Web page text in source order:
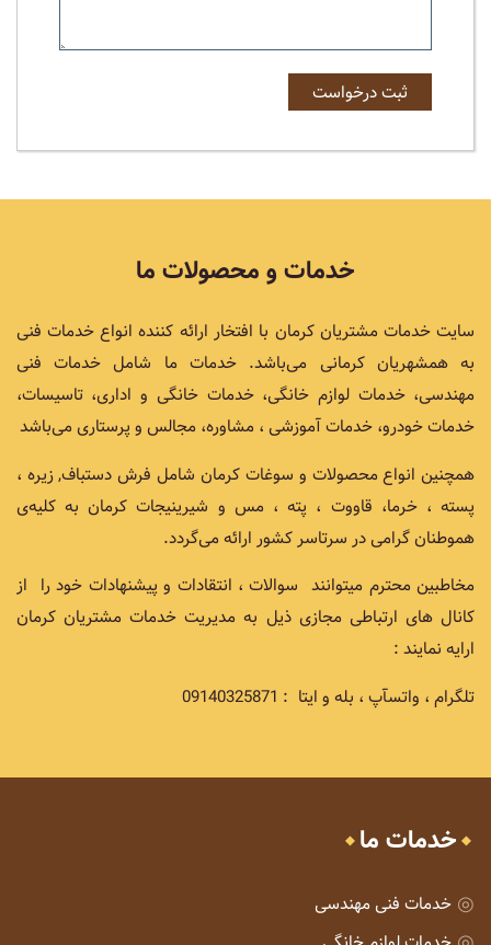
خدمات و محصولات ما
سایت خدمات مشتریان کرمان با افتخار ارائه کننده انواع خدمات فنی
به همشهریان کرمانی می‌باشد. خدمات ما شامل خدمات فنی
مهندسی، خدمات لوازم خانگی، خدمات خانگی و اداری، تاسیسات،
خدمات خودرو، خدمات آموزشی ، مشاوره، مجالس و پرستاری می‌باشد
همچنین انواع محصولات و سوغات کرمان شامل فرش دستباف, زیره ،
پسته ، خرما، قاووت ، پته ، مس و شیرینیجات کرمان به کلیه‌ی
هموطنان گرامی در سرتاسر کشور ارائه می‌گردد.
مخاطبین محترم میتوانند سوالات ، انتقادات و پیشنهادات خود را از
کانال های ارتباطی مجازی ذیل به مدیریت خدمات مشتریان کرمان
ارایه نمایند :
تلگرام ، واتسآپ ، بله و ایتا : 09140325871
خدمات ما
خدمات فنی مهندسی